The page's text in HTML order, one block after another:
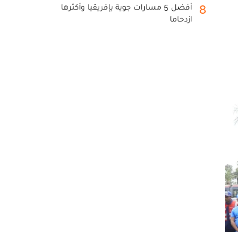
8
أفضل 5 مسارات جوية بإفريقيا وأكثرها
ازدحاما